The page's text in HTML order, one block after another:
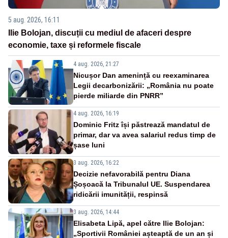
5 aug. 2026, 16:11
Ilie Bolojan, discuții cu mediul de afaceri despre
economie, taxe și reformele fiscale
4 aug. 2026, 21:27
Nicușor Dan amenință cu reexaminarea
Legii decarbonizării: „România nu poate
pierde miliarde din PNRR”
4 aug. 2026, 16:19
Dominic Fritz își păstrează mandatul de
primar, dar va avea salariul redus timp de
șase luni
3 aug. 2026, 16:22
Decizie nefavorabilă pentru Diana
Șoșoacă la Tribunalul UE. Suspendarea
ridicării imunității, respinsă
3 aug. 2026, 14:44
Elisabeta Lipă, apel către Ilie Bolojan:
„Sportivii României așteaptă de un an și